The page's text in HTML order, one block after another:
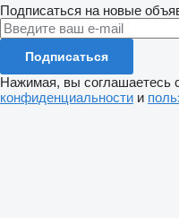
Подписаться на новые
Подписаться
Нажимая, вы соглашаетесь
конфиденциальности и